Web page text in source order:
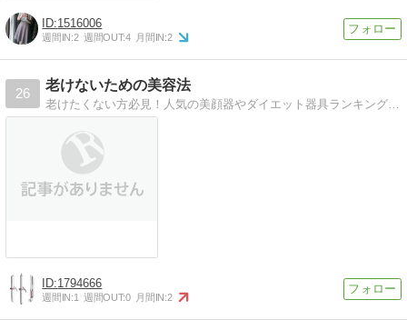
1516006
週間IN:2 週間OUT:4 月間IN:2
26
老けないための美容法
老けたくない方必見！人気の美顔器やダイエット器具ランキング。クチコミ、スペックなどから比較したサイトです。
1794666
週間IN:1 週間OUT:0 月間IN:2